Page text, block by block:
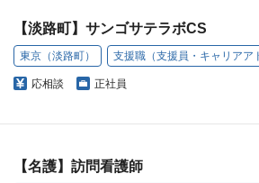
【淡路町】サンゴサテラボCS
東京（淡路町） 支援職（支援員・キャリアア
応相談 正社員
【名護】訪問看護師